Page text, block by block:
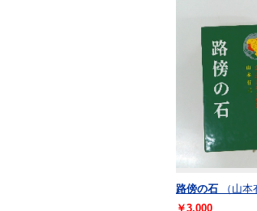
路傍の石
（山本
￥3,000